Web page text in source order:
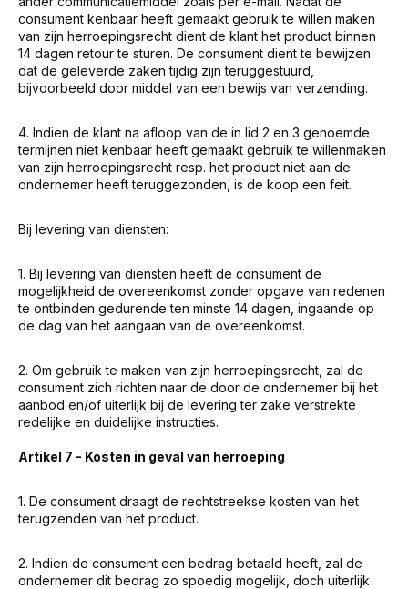
consument kenbaar heeft gemaakt gebruik te willen maken
van zijn herroepingsrecht dient de klant het product binnen
14 dagen retour te sturen. De consument dient te bewijzen
dat de geleverde zaken tijdig zijn teruggestuurd,
bijvoorbeeld door middel van een bewijs van verzending.
4. Indien de klant na afloop van de in lid 2 en 3 genoemde
termijnen niet kenbaar heeft gemaakt gebruik te willenmaken
van zijn herroepingsrecht resp. het product niet aan de
ondernemer heeft teruggezonden, is de koop een feit.
Bij levering van diensten:
1. Bij levering van diensten heeft de consument de
mogelijkheid de overeenkomst zonder opgave van redenen
te ontbinden gedurende ten minste 14 dagen, ingaande op
de dag van het aangaan van de overeenkomst.
2. Om gebruik te maken van zijn herroepingsrecht, zal de
consument zich richten naar de door de ondernemer bij het
aanbod en/of uiterlijk bij de levering ter zake verstrekte
redelijke en duidelijke instructies.
Artikel 7 - Kosten in geval van herroeping
1. De consument draagt de rechtstreekse kosten van het
terugzenden van het product.
2. Indien de consument een bedrag betaald heeft, zal de
ondernemer dit bedrag zo spoedig mogelijk, doch uiterlijk